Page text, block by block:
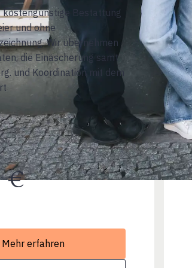
kostengünstige Bestattung
und ohne
Wir übernehmen
die Einäscherung samt
und Koordination mit dem
€
Mehr erfahren